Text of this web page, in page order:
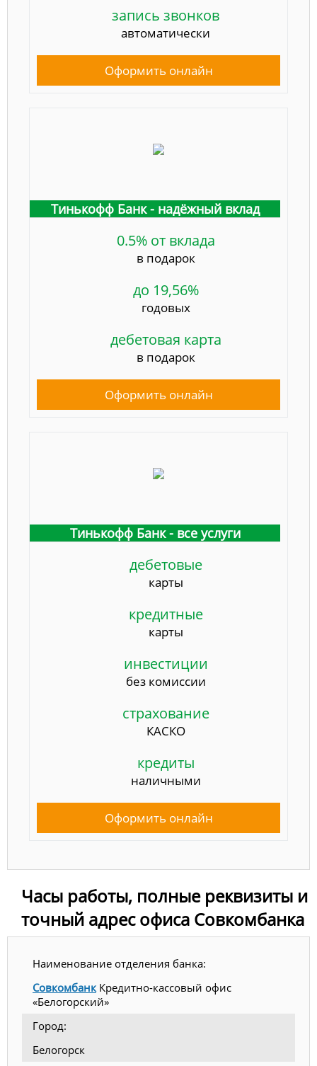
запись звонков
автоматически
Оформить онлайн
Тинькофф Банк - надёжный вклад
0.5% от вклада
в подарок
до 19,56%
годовых
дебетовая карта
в подарок
Оформить онлайн
Тинькофф Банк - все услуги
дебетовые
карты
кредитные
карты
инвестиции
без комиссии
страхование
КАСКО
кредиты
наличными
Оформить онлайн
Часы работы, полные реквизиты и
точный адрес офиса Совкомбанка
Наименование отделения банка:
СовкомбанкКредитно-кассовый офис
«Белогорский»
Город:
Белогорск